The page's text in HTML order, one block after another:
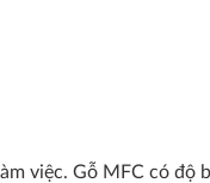
việc. Gỗ MFC có độ